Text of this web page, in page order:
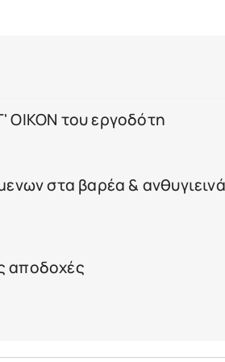
ΟΙΚΟΝ του εργοδότη
στα βαρέα & ανθυγιεινά
αποδοχές